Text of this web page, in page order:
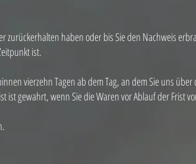
haben oder bis Sie den Nachweis
ist.
vierzehn Tagen ab dem Tag, an dem Sie uns
gewahrt, wenn Sie die Waren vor Ablauf der Frist